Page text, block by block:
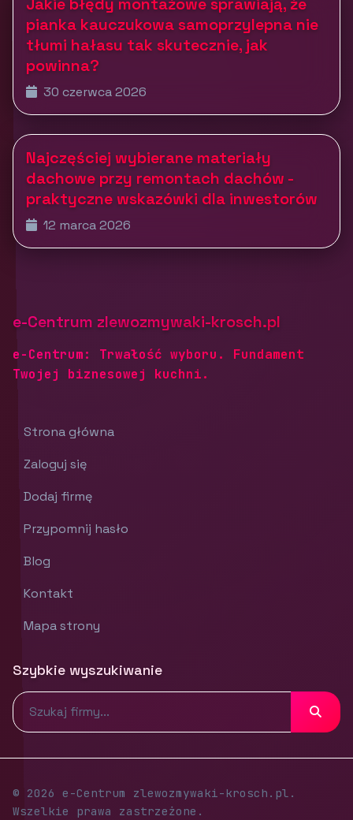
pianka kauczukowa samoprzylepna nie
tłumi hałasu tak skutecznie, jak
powinna?
30 czerwca 2026
Najczęściej wybierane materiały
dachowe przy remontach dachów -
praktyczne wskazówki dla inwestorów
12 marca 2026
e-Centrum zlewozmywaki-krosch.pl
e-Centrum: Trwałość wyboru. Fundament
Twojej biznesowej kuchni.
Strona główna
Zaloguj się
Dodaj firmę
Przypomnij hasło
Blog
Kontakt
Mapa strony
Szybkie wyszukiwanie
© 2026 e-Centrum zlewozmywaki-krosch.pl.
Wszelkie prawa zastrzeżone.